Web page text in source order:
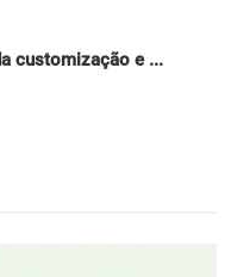
customização e ...